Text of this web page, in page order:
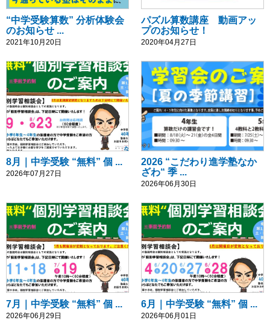
“中学受験算数” 分析体験会
のお知らせ ...
2021年10月20日
パズル算数講座 動画アッ
プのお知らせ！
2020年04月27日
8月｜中学受験 “無料” 個 ...
2026年07月27日
2026 “こだわり進学塾なか
ざわ“ 季 ...
2026年06月30日
7月｜中学受験 “無料” 個 ...
2026年06月29日
6月｜中学受験 “無料” 個 ...
2026年06月01日